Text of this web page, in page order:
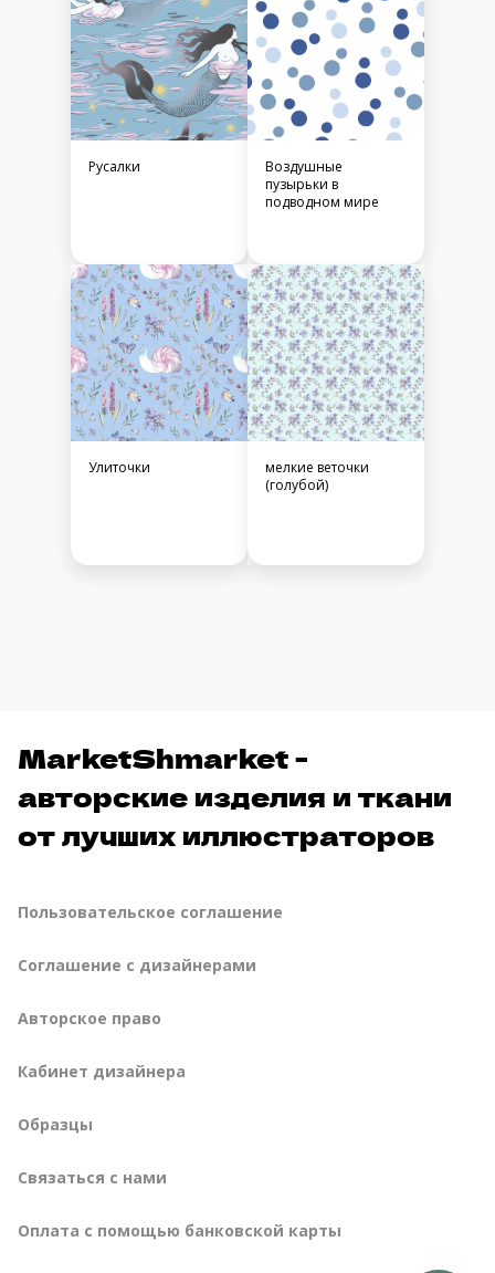
Русалки
Воздушные
пузырьки в
подводном мире
Улиточки
мелкие веточки
(голубой)
MarketShmarket -
авторские изделия и ткани
от лучших иллюстраторов
Пользовательское соглашение
Соглашение с дизайнерами
Авторское право
Кабинет дизайнера
Образцы
Связаться с нами
Оплата с помощью банковской карты